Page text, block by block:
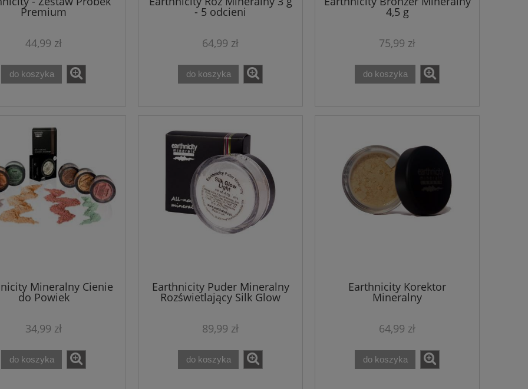
Premium
44,99 zł
do koszyka
- 5 odcieni
64,99 zł
do koszyka
4,5 g
75,99 zł
do koszyka
Mineralny Cienie
do Powiek
34,99 zł
do koszyka
Earthnicity Puder Mineralny
Rozświetlający Silk Glow
89,99 zł
do koszyka
Earthnicity Korektor
Mineralny
64,99 zł
do koszyka